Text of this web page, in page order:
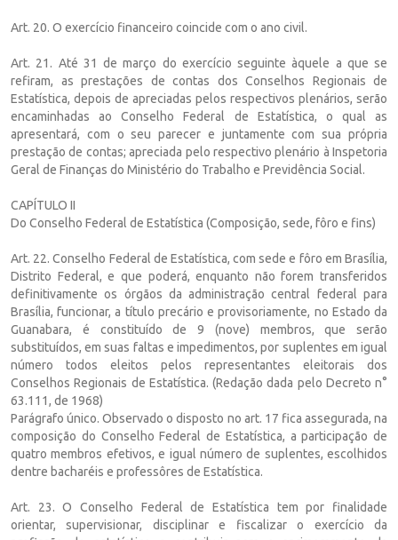
Art. 20. O exercício financeiro coincide com o ano civil.
Art. 21. Até 31 de março do exercício seguinte àquele a que se
refiram, as prestações de contas dos Conselhos Regionais de
Estatística, depois de apreciadas pelos respectivos plenários, serão
encaminhadas ao Conselho Federal de Estatística, o qual as
apresentará, com o seu parecer e juntamente com sua própria
prestação de contas; apreciada pelo respectivo plenário à Inspetoria
Geral de Finanças do Ministério do Trabalho e Previdência Social.
CAPÍTULO II
Do Conselho Federal de Estatística (Composição, sede, fôro e fins)
Art. 22. Conselho Federal de Estatística, com sede e fôro em Brasília,
Distrito Federal, e que poderá, enquanto não forem transferidos
definitivamente os órgãos da administração central federal para
Brasília, funcionar, a título precário e provisoriamente, no Estado da
Guanabara, é constituído de 9 (nove) membros, que serão
substituídos, em suas faltas e impedimentos, por suplentes em igual
número todos eleitos pelos representantes eleitorais dos
Conselhos Regionais de Estatística. (Redação dada pelo Decreto n°
63.111, de 1968)
Parágrafo único. Observado o disposto no art. 17 fica assegurada, na
composição do Conselho Federal de Estatística, a participação de
quatro membros efetivos, e igual número de suplentes, escolhidos
dentre bacharéis e professôres de Estatística.
Art. 23. O Conselho Federal de Estatística tem por finalidade
orientar, supervisionar, disciplinar e fiscalizar o exercício da